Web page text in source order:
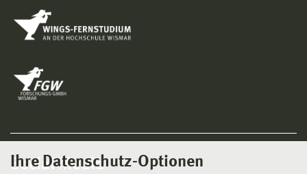
Ihre Datenschutz-Optionen
Social Media